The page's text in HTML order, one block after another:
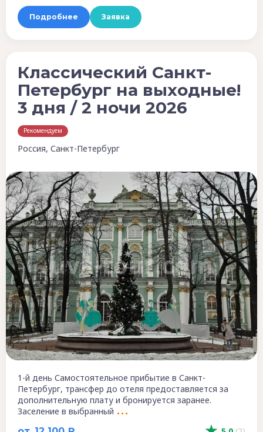
Подробнее Заявка
Классический Санкт-
Петербург на выходные!
3 дня / 2 ночи 2026
Рекомендуем
Россия, Санкт-Петербург
1-й день Самостоятельное прибытие в Санкт-
Петербург, трансфер до отеля предоставляется за
дополнительную плату и бронируется заранее.
Заселение в выбранный